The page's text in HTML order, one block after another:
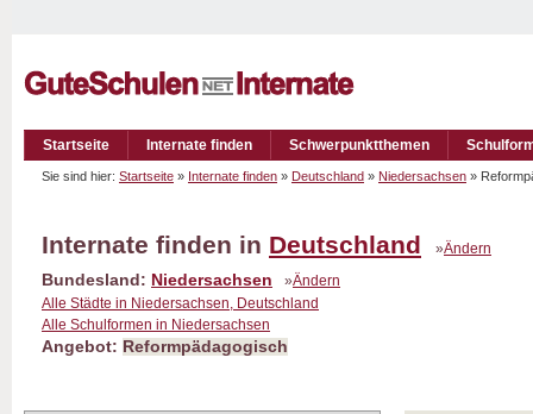
Startseite Internate finden Schwerpunktthemen
Sie sind hier: Startseite » Internate finden » Deutschland » Niedersachsen »
Internate finden in Deutschland »Ändern
Bundesland: Niedersachsen »Ändern
Alle Städte in Niedersachsen, Deutschland
Alle Schulformen in Niedersachsen
Angebot: Reformpädagogisch